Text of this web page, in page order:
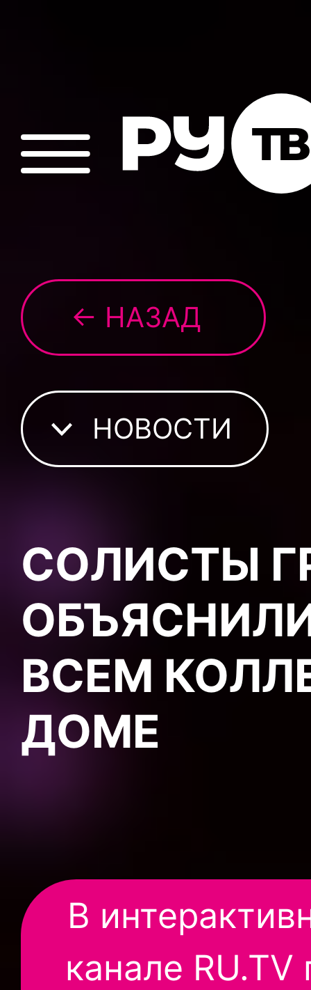
← НАЗАД
НОВОСТИ
СОЛИСТЫ
ВСЕМ
ДОМЕ
В
канале